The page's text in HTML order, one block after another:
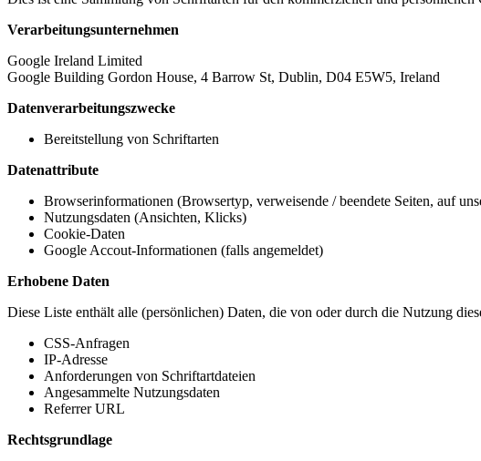
Verarbeitungsunternehmen
Google Ireland Limited
Google Building Gordon House, 4 Barrow St, Dublin, D04 E5W5, Ireland
Datenverarbeitungszwecke
Bereitstellung von Schriftarten
Datenattribute
Browserinformationen (Browsertyp, verweisende / beendete Seiten, auf
Nutzungsdaten (Ansichten, Klicks)
Cookie-Daten
Google Accout-Informationen (falls angemeldet)
Erhobene Daten
Diese Liste enthält alle (persönlichen) Daten, die von oder durch die Nutzung
CSS-Anfragen
IP-Adresse
Anforderungen von Schriftartdateien
Angesammelte Nutzungsdaten
Referrer URL
Rechtsgrundlage